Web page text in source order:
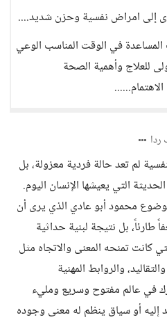
إلى امراض نفسية وحزن شديد....
في الوقت المناسب الوعي
للعلاج وأهمية الصحة
لم تعد حالة فردية معزولة، بل
التي يعيشها الإنسان اليوم.
محمود أبو عادي الذي يرى أن
بل نتيجة لبنية حداثية
كانت تمنحه المعنى والاتجاه مثل
والروابط المهنية
في عالم مفتوح وسريع ومليء
إليه أو سياق ينظم له معنى وجوده